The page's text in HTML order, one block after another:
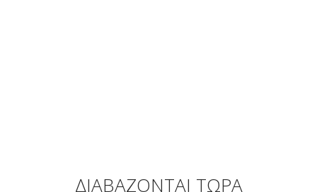
ΔΙΑΒΑΖΟΝΤΑΙ ΤΩΡΑ